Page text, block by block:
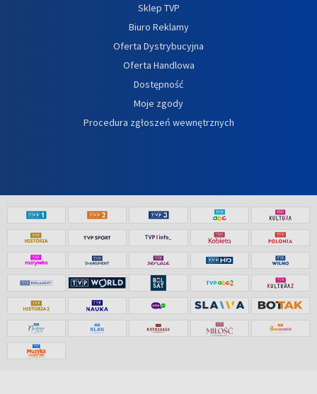
Sklep TVP
Biuro Reklamy
Oferta Dystrybucyjna
Oferta Handlowa
Dostępność
Moje zgody
Procedura zgłoszeń wewnętrznych